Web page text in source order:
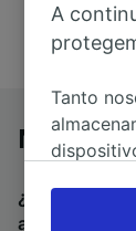
Nápoles
¿Estás
autobús?
A
Tanto
Puedes